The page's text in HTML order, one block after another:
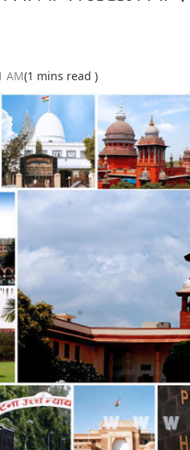
AM(1 mins read )